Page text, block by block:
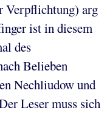
Verpflichtung) arg
ist in diesem
des
Belieben
Nechliudow und
Leser muss sich